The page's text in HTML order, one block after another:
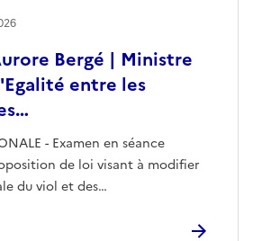
Bergé | Ministre
entre les
- Examen en séance
de loi visant à modifier
du viol et des…